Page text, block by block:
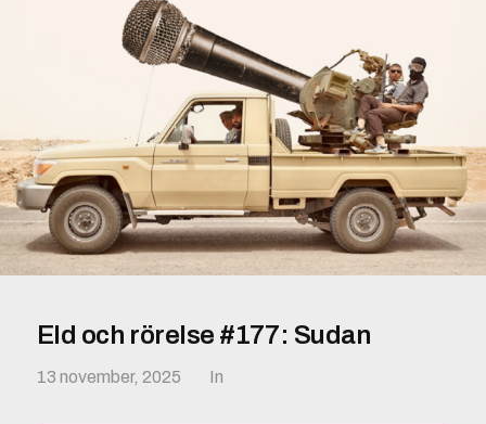
Eld och rörelse #177: Sudan
13 november, 2025 In